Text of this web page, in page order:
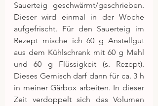
Sauerteig geschwärmt/geschrieben.
Dieser wird einmal in der Woche
aufgefrischt. Für den Sauerteig im
Rezept mische ich 60 g Anstellgut
aus dem Kühlschrank mit 60 g Mehl
und 60 g Flüssigkeit (s. Rezept).
Dieses Gemisch darf dann für ca. 3 h
in meiner Gärbox arbeiten. In dieser
Zeit verdoppelt sich das Volumen